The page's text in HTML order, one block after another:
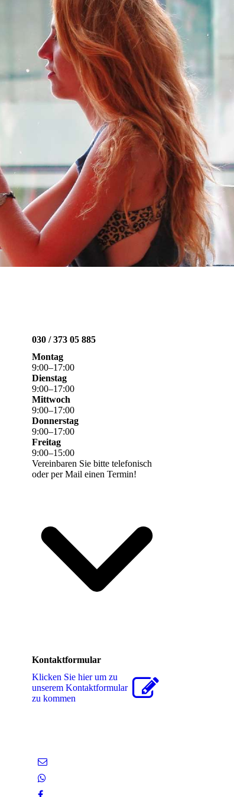
030 / 373 05 885
Montag
9:00–17:00
Dienstag
9:00–17:00
Mittwoch
9:00–17:00
Donnerstag
9:00–17:00
Freitag
9:00–15:00
Vereinbaren Sie bitte telefonisch
oder per Mail einen Termin!
Kontaktformular
Klicken Sie hier um zu
unserem Kon­takt­for­mu­lar
zu kommen